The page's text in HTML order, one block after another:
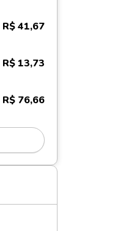
R$ 41,67
R$ 13,73
R$ 76,66